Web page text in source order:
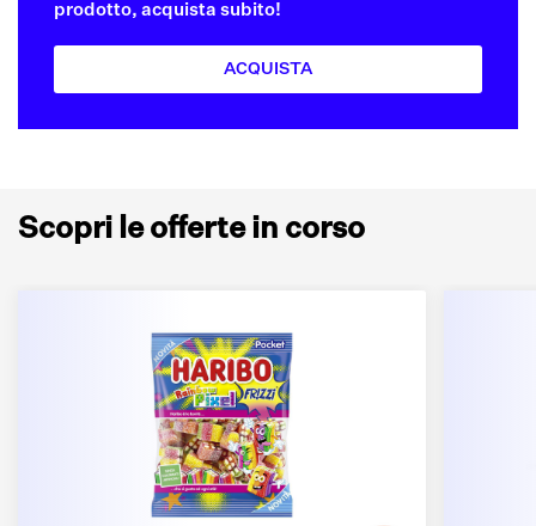
prodotto, acquista subito!
ACQUISTA
Scopri le offerte in corso